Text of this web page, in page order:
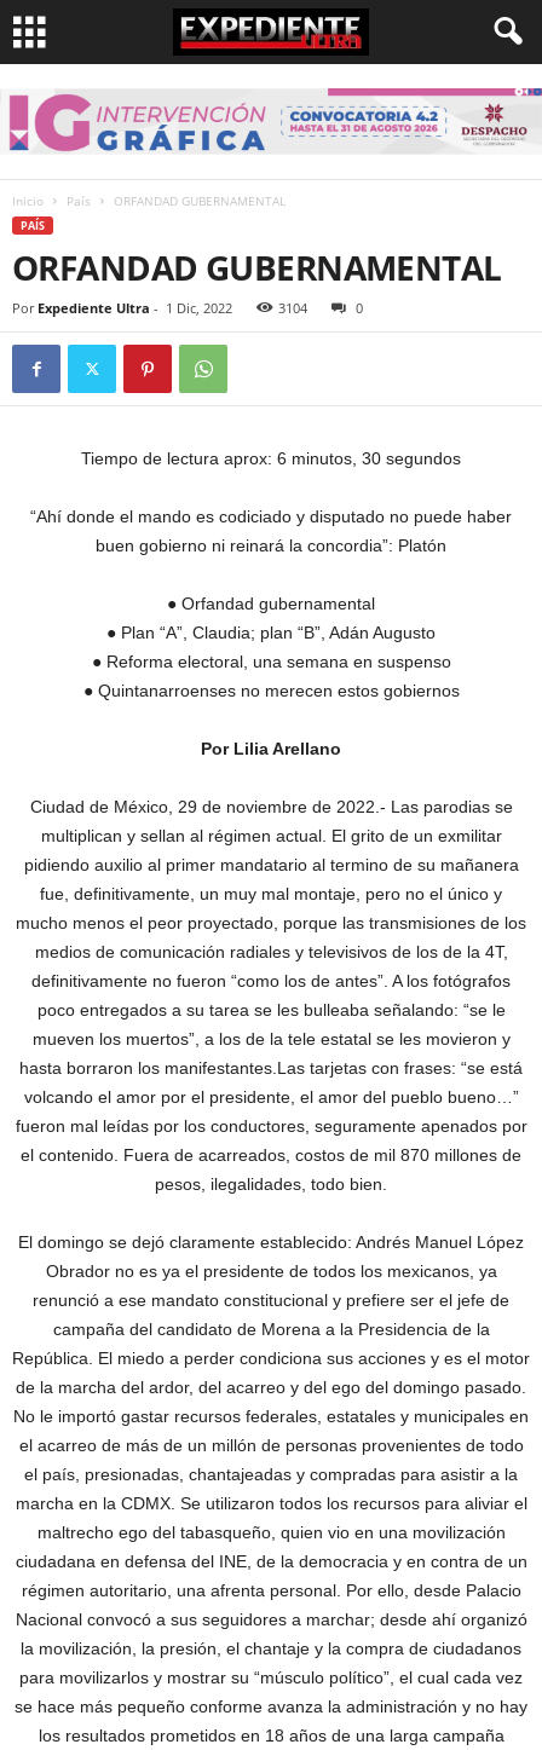
Inicio País ORFANDAD GUBERNAMENTAL
PAÍS
ORFANDAD GUBERNAMENTAL
Por Expediente Ultra - 1 Dic, 2022 3104 0
Tiempo de lectura aprox: 6 minutos, 30 segundos
“Ahí donde el mando es codiciado y disputado no puede haber
buen gobierno ni reinará la concordia”: Platón
● Orfandad gubernamental
● Plan “A”, Claudia; plan “B”, Adán Augusto
● Reforma electoral, una semana en suspenso
● Quintanarroenses no merecen estos gobiernos
Por Lilia Arellano
Ciudad de México, 29 de noviembre de 2022.- Las parodias se
multiplican y sellan al régimen actual. El grito de un exmilitar
pidiendo auxilio al primer mandatario al termino de su mañanera
fue, definitivamente, un muy mal montaje, pero no el único y
mucho menos el peor proyectado, porque las transmisiones de los
medios de comunicación radiales y televisivos de los de la 4T,
definitivamente no fueron “como los de antes”. A los fotógrafos
poco entregados a su tarea se les bulleaba señalando: “se le
mueven los muertos”, a los de la tele estatal se les movieron y
hasta borraron los manifestantes.Las tarjetas con frases: “se está
volcando el amor por el presidente, el amor del pueblo bueno…”
fueron mal leídas por los conductores, seguramente apenados por
el contenido. Fuera de acarreados, costos de mil 870 millones de
pesos, ilegalidades, todo bien.
El domingo se dejó claramente establecido: Andrés Manuel López
Obrador no es ya el presidente de todos los mexicanos, ya
renunció a ese mandato constitucional y prefiere ser el jefe de
campaña del candidato de Morena a la Presidencia de la
República. El miedo a perder condiciona sus acciones y es el motor
de la marcha del ardor, del acarreo y del ego del domingo pasado.
No le importó gastar recursos federales, estatales y municipales en
el acarreo de más de un millón de personas provenientes de todo
el país, presionadas, chantajeadas y compradas para asistir a la
marcha en la CDMX. Se utilizaron todos los recursos para aliviar el
maltrecho ego del tabasqueño, quien vio en una movilización
ciudadana en defensa del INE, de la democracia y en contra de un
régimen autoritario, una afrenta personal. Por ello, desde Palacio
Nacional convocó a sus seguidores a marchar; desde ahí organizó
la movilización, la presión, el chantaje y la compra de ciudadanos
para movilizarlos y mostrar su “músculo político”, el cual cada vez
se hace más pequeño conforme avanza la administración y no hay
los resultados prometidos en 18 años de una larga campaña